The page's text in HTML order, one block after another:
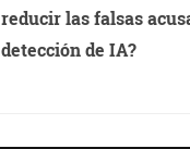
reducir las falsas
detección de IA?